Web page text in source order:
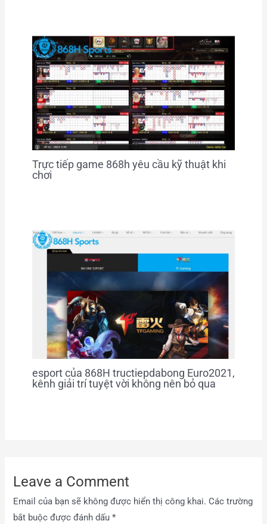
Trực tiếp game 868h yêu cầu kỹ thuật khi
chơi
esport của 868H tructiepdabong Euro2021,
kênh giải trí tuyệt vời không nên bỏ qua
Leave a Comment
Email của bạn sẽ không được hiển thị công khai. Các trường
bắt buộc được đánh dấu*